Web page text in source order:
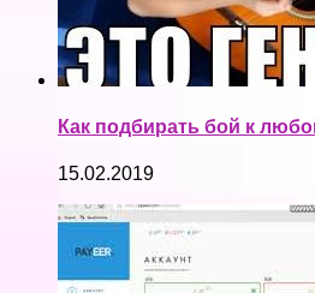
Как подбирать бой к
15.02.2019